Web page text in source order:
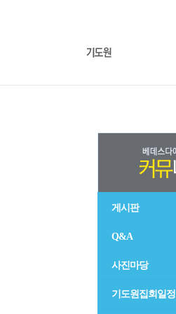
게시판
Q&A
사진마당
기도원집회일정